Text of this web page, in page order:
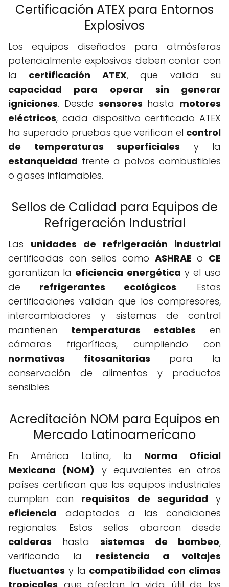
Certificación ATEX para Entornos
Explosivos
Los equipos diseñados para atmósferas
potencialmente explosivas deben contar con
la certificación ATEX, que valida su
capacidad para operar sin generar
igniciones. Desde sensores hasta motores
eléctricos, cada dispositivo certificado ATEX
ha superado pruebas que verifican el control
de temperaturas superficiales y la
estanqueidad frente a polvos combustibles
o gases inflamables.
Sellos de Calidad para Equipos de
Refrigeración Industrial
Las unidades de refrigeración industrial
certificadas con sellos como ASHRAE o CE
garantizan la eficiencia energética y el uso
de refrigerantes ecológicos. Estas
certificaciones validan que los compresores,
intercambiadores y sistemas de control
mantienen temperaturas estables en
cámaras frigoríficas, cumpliendo con
normativas fitosanitarias para la
conservación de alimentos y productos
sensibles.
Acreditación NOM para Equipos en
Mercado Latinoamericano
En América Latina, la Norma Oficial
Mexicana (NOM) y equivalentes en otros
países certifican que los equipos industriales
cumplen con requisitos de seguridad y
eficiencia adaptados a las condiciones
regionales. Estos sellos abarcan desde
calderas hasta sistemas de bombeo,
verificando la resistencia a voltajes
fluctuantes y la compatibilidad con climas